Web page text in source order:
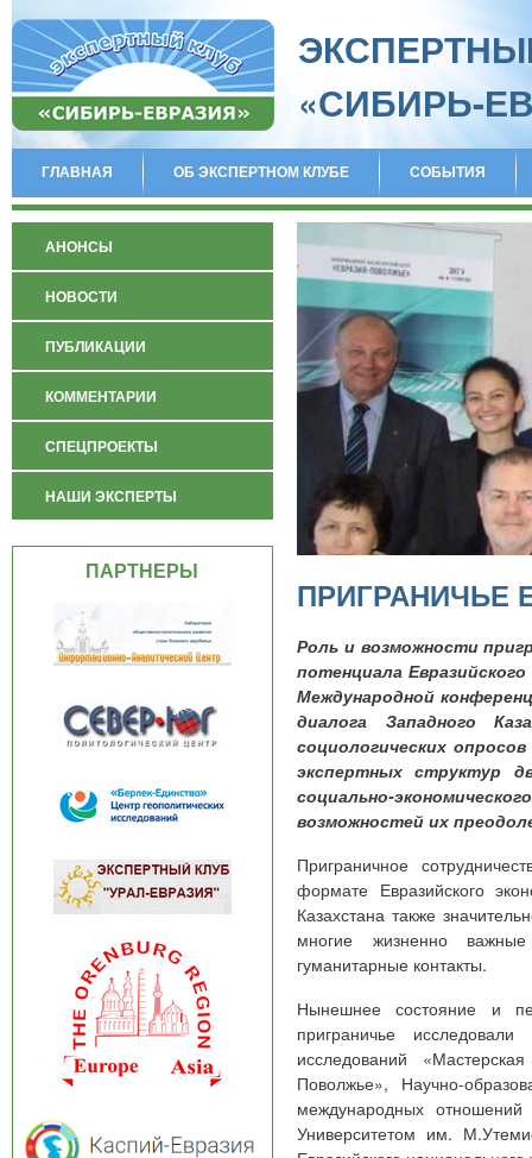
«СИБИРЬ-
ГЛАВНАЯ ОБ ЭКСПЕРТНОМ КЛУБЕ СОБЫТИЯ
АНОНСЫ
НОВОСТИ
ПУБЛИКАЦИИ
КОММЕНТАРИИ
СПЕЦПРОЕКТЫ
НАШИ ЭКСПЕРТЫ
ПАРТНЕРЫ
ПРИГРАНИЧЬЕ
Роль и возможности
потенциала
Международной
диалога Западного
социологических
экспертных структур
социально-
возможностей их
Приграничное
формате Евразийского
Казахстана также
многие жизненно важные
гуманитарные контакты.
Нынешнее состояние и
приграничье
исследований
Поволжье», Научно-
международных
Университетом им.